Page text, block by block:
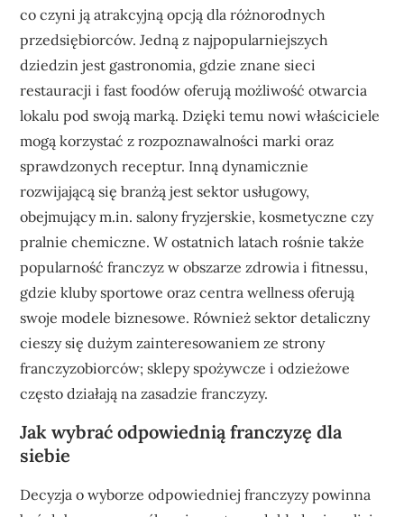
co czyni ją atrakcyjną opcją dla różnorodnych
przedsiębiorców. Jedną z najpopularniejszych
dziedzin jest gastronomia, gdzie znane sieci
restauracji i fast foodów oferują możliwość otwarcia
lokalu pod swoją marką. Dzięki temu nowi właściciele
mogą korzystać z rozpoznawalności marki oraz
sprawdzonych receptur. Inną dynamicznie
rozwijającą się branżą jest sektor usługowy,
obejmujący m.in. salony fryzjerskie, kosmetyczne czy
pralnie chemiczne. W ostatnich latach rośnie także
popularność franczyz w obszarze zdrowia i fitnessu,
gdzie kluby sportowe oraz centra wellness oferują
swoje modele biznesowe. Również sektor detaliczny
cieszy się dużym zainteresowaniem ze strony
franczyzobiorców; sklepy spożywcze i odzieżowe
często działają na zasadzie franczyzy.
Jak wybrać odpowiednią franczyzę dla
siebie
Decyzja o wyborze odpowiedniej franczyzy powinna